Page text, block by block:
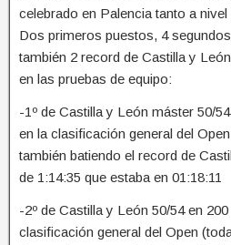
celebrado en Palencia tanto a
Dos primeros puestos, 4
también 2 record de Castilla y
en las pruebas de equipo:
-1º de Castilla y León máster 50/
en la clasificación general del
también batiendo el record de
de 1:14:35 que estaba en 01:18:11
-2º de Castilla y León 50/54 en
clasificación general del Open